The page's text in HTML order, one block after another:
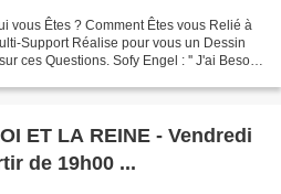
vous Êtes ? Comment Êtes vous Relié à
Support Réalise pour vous un Dessin
ces Questions. Sofy Engel : '' J'ai Besoin
ET LA REINE - Vendredi
de 19h00 ...